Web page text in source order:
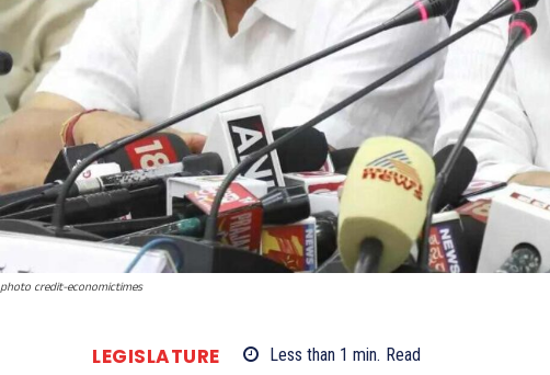
photo credit-economictimes
LEGISLATURE Less than 1 min. Read